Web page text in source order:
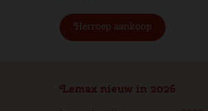
Herroep aankoop
Lemax nieuw in 2026